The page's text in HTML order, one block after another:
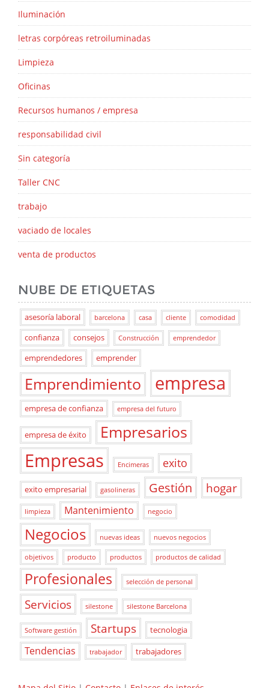
Iluminación
letras corpóreas retroiluminadas
Limpieza
Oficinas
Recursos humanos / empresa
responsabilidad civil
Sin categoría
Taller CNC
trabajo
vaciado de locales
venta de productos
NUBE DE ETIQUETAS
asesoría laboral barcelona casa cliente comodidad
confianza consejos Construcción emprendedor
emprendedores emprender
Emprendimiento empresa
empresa de confianza empresa del futuro
empresa de éxito Empresarios
Empresas Encimeras exito
exito empresarial gasolineras Gestión hogar
limpieza Mantenimiento negocio
Negocios nuevas ideas nuevos negocios
objetivos producto productos productos de calidad
Profesionales selección de personal
Servicios silestone silestone Barcelona
Software gestión Startups tecnologia
Tendencias trabajador trabajadores